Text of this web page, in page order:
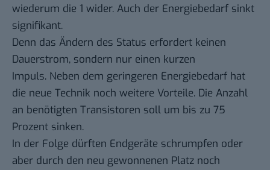
wiederum die 1 wider. Auch der Energiebedarf sinkt
signifikant.
Denn das Ändern des Status erfordert keinen
Dauerstrom, sondern nur einen kurzen
Impuls. Neben dem geringeren Energiebedarf hat
die neue Technik noch weitere Vorteile. Die Anzahl
an benötigten Transistoren soll um bis zu 75
Prozent sinken.
In der Folge dürften Endgeräte schrumpfen oder
aber durch den neu gewonnenen Platz noch